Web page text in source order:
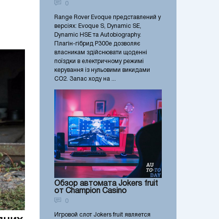
0
Range Rover Evoque представлений у
версіях: Evoque S, Dynamic SE,
Dynamic HSE та Autobiography.
Плагін-гібрид P300e дозволяє
власникам здійснювати щоденні
поїздки в електричному режимі
керування із нульовими викидами
CO2. Запас ходу на ...
Обзор автомата Jokers fruit
от Champion Casino
0
Игровой слот Jokers fruit является